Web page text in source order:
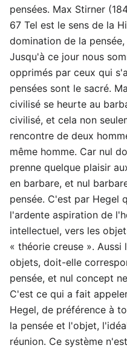
pensées. Max Stirner
67 Tel est le sens de la
domination de la
Jusqu'à ce jour nous
opprimés par ceux qui
pensées sont le sacré.
civilisé se heurte au
civilisé, et cela non
rencontre de deux
même homme. Car nul
prenne quelque plaisir
en barbare, et nul
pensée. C'est par Hegel
l'ardente aspiration de
intellectuel, vers les
« théorie creuse ».
objets, doit-elle
pensée, et nul concept
C'est ce qui a fait
Hegel, de préférence à
la pensée et l'objet,
réunion. Ce système